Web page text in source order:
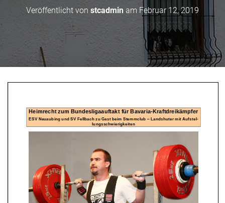
T
E
N
Veröffentlicht von stcadmin am Februar 12, 2019